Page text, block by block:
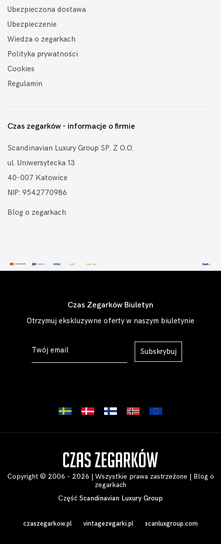
Ubezpieczona dostawa
Ubezpieczenie
Wiedza o zegarkach
Polityka prywatności
Cookies
Regulamin
Czas zegarków - informacje o firmie
Scandinavian Luxury Group SP. Z O.O.
ul. Uniwersytecka 13
40-007 Katowice
NIP: 9542770986
Blog o zegarkach
Czas Zegarków Biuletyn
Otrzymuj ekskluzywne oferty w naszym biuletynie
Subskrybuj
Copyright © 2006 - 2026 | Wszystkie prawa zastrzeżone | Blog o
zegarkach
Część Scandinavian Luxury Group
czaszegarkow.pl vintagezegarki.pl scanluxgroup.com